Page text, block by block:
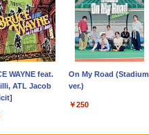
Soundcore P31i
ク
Anker Soundcore
Liberty 5 ミッドナイト
WAYNE feat.
ATL Jacob
On My Road (Stadium
ver.)
￥250